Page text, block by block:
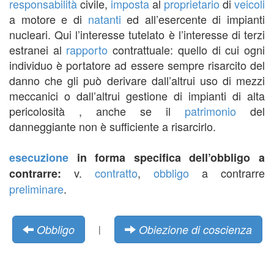
responsabilitàcivile, impostaal proprietario di veicoli
a motore e di natanti ed all’esercente di impianti
nucleari. Qui l’interesse tutelato è l’interesse di terzi
estranei al rapporto contrattuale: quello di cui ogni
individuo è portatore ad essere sempre risarcito del
danno che gli può derivare dall’altrui uso di mezzi
meccanici o dall’altrui gestione di impianti di alta
pericolosità , anche se il patrimonio del
danneggiante non è sufficiente a risarcirlo.
esecuzione in forma specifica dell’obbligo a
contrarre: v. contratto, obbligo a contrarre
preliminare.
Obbligo | Obiezione di coscienza